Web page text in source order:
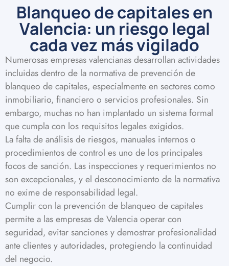
Blanqueo de capitales en
Valencia: un riesgo legal
cada vez más vigilado
Numerosas empresas valencianas desarrollan actividades
incluidas dentro de la normativa de prevención de
blanqueo de capitales, especialmente en sectores como
inmobiliario, financiero o servicios profesionales. Sin
embargo, muchas no han implantado un sistema formal
que cumpla con los requisitos legales exigidos.
La falta de análisis de riesgos, manuales internos o
procedimientos de control es uno de los principales
focos de sanción. Las inspecciones y requerimientos no
son excepcionales, y el desconocimiento de la normativa
no exime de responsabilidad legal.
Cumplir con la prevención de blanqueo de capitales
permite a las empresas de Valencia operar con
seguridad, evitar sanciones y demostrar profesionalidad
ante clientes y autoridades, protegiendo la continuidad
del negocio.